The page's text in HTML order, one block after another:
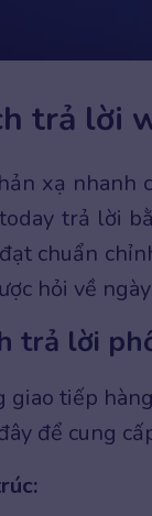
trả lời
xạ nhanh
trả lời
chuẩn
hỏi về
trả lời
giao tiếp
để cung